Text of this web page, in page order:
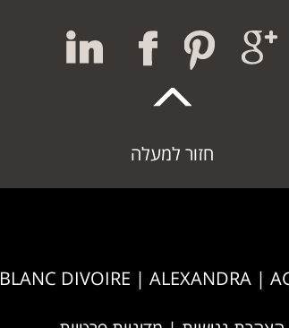
חזור למעלה
BLANC DIVOIRE | ALEXANDRA |